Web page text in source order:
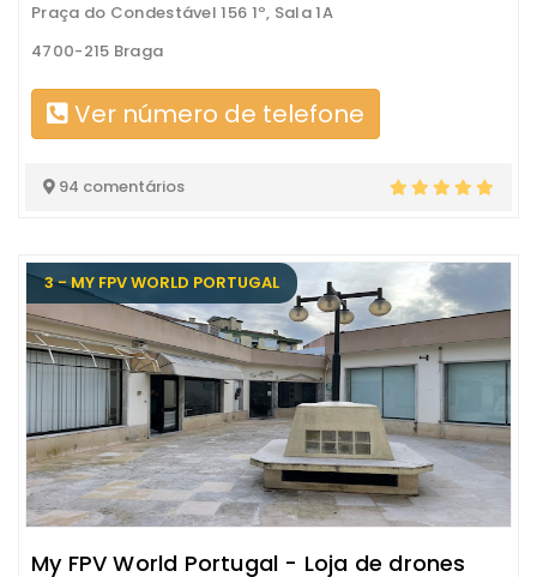
Praça do Condestável 156 1º, Sala 1A
4700-215 Braga
Ver número de telefone
94 comentários
3 - MY FPV WORLD PORTUGAL
My FPV World Portugal - Loja de drones